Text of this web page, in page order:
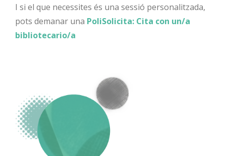
I si el que necessites és una sessió personalitzada,
pots demanar una PoliSolicita: Cita con un/a
bibliotecario/a